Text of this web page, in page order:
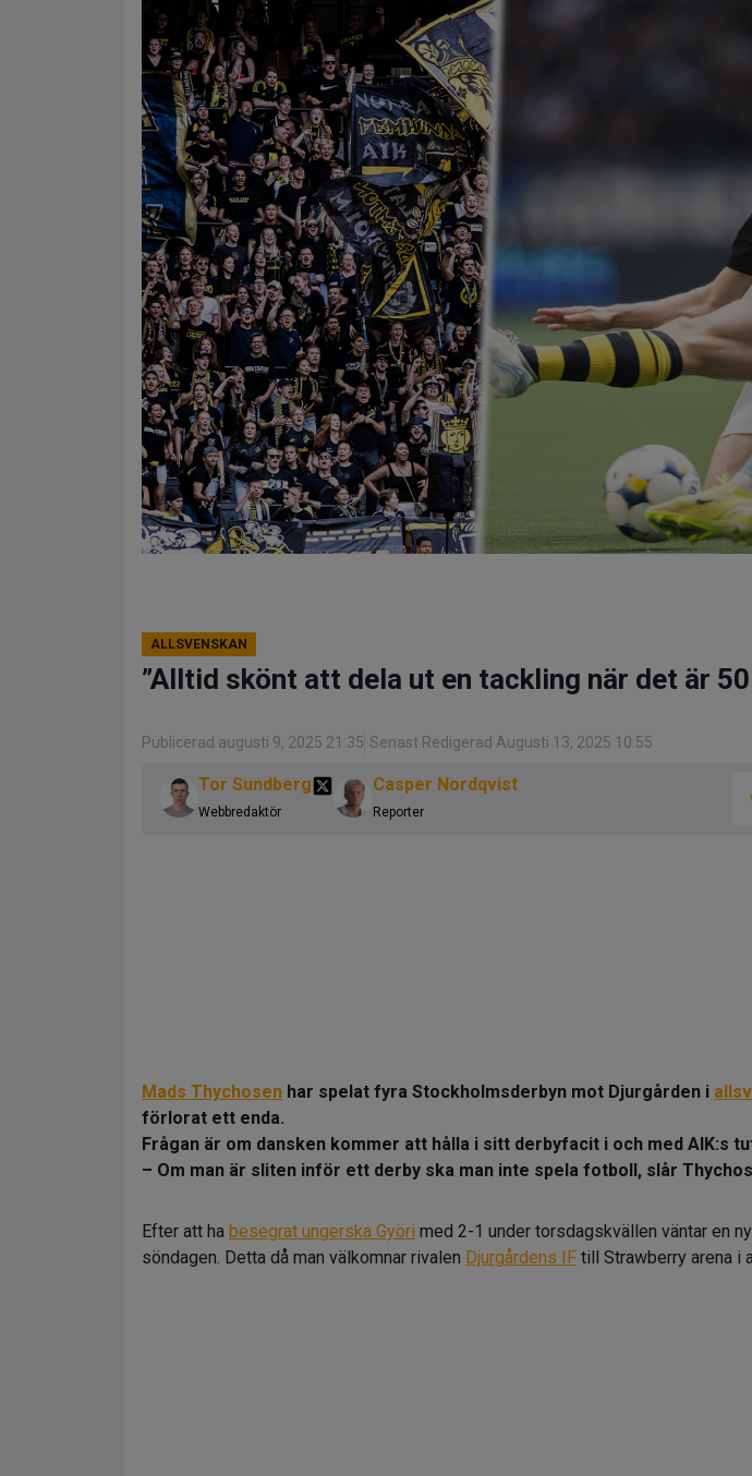
ALLSVENSKAN
”Alltid skönt att dela ut en tackling när det är
Publicerad augusti 9, 2025 21:35 Senast Redigerad Augusti 13, 2025 10:55
Tor Sundberg
Webbredaktör
Casper Nordqvist
Reporter
Mads Thychosen har spelat fyra Stockholmsderbyn mot Djurgården i
förlorat ett enda.
Frågan är om dansken kommer att hålla i sitt derbyfacit i och med AIK:s
– Om man är sliten inför ett derby ska man inte spela fotboll, slår
Efter att ha besegrat ungerska Györi med 2-1 under torsdagskvällen väntar en
söndagen. Detta då man välkomnar rivalen Djurgårdens IF till Strawberry arena i